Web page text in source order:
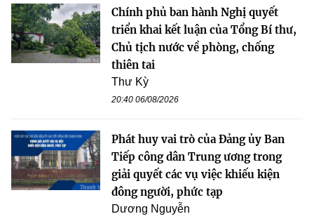
Chính phủ ban hành Nghị quyết
triển khai kết luận của Tổng Bí thư,
Chủ tịch nước về phòng, chống
thiên tai
Thư Kỳ
20:40 06/08/2026
Phát huy vai trò của Đảng ủy Ban
Tiếp công dân Trung ương trong
giải quyết các vụ việc khiếu kiện
đông người, phức tạp
Dương Nguyễn